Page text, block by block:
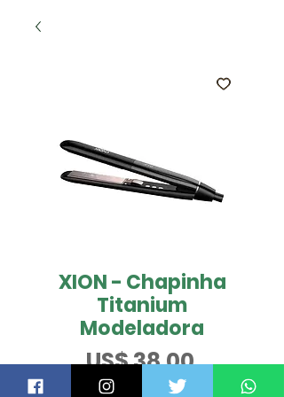
XION - Chapinha
Titanium
Modeladora
US$ 38,00Preço